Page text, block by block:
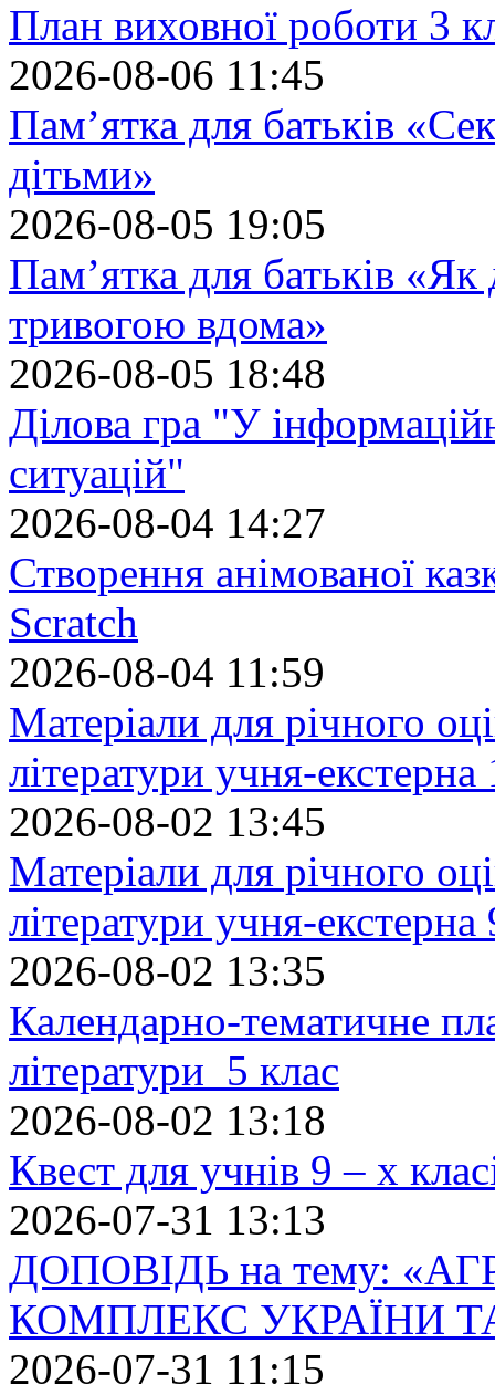
План виховної роботи 3
2026-08-06 11:45
Пам’ятка для батьків
дітьми»
2026-08-05 19:05
Пам’ятка для батьків
тривогою вдома»
2026-08-05 18:48
Ділова гра "У
ситуацій"
2026-08-04 14:27
Створення анімованої
Scratch
2026-08-04 11:59
Матеріали для річного
літератури учня-екстерна
2026-08-02 13:45
Матеріали для річного
літератури учня-екстерна
2026-08-02 13:35
Календарно-тематичне
літератури 5 клас
2026-08-02 13:18
Квест для учнів 9 – х
2026-07-31 13:13
ДОПОВІДЬ на тему:
КОМПЛЕКС УКРАЇНИ
2026-07-31 11:15